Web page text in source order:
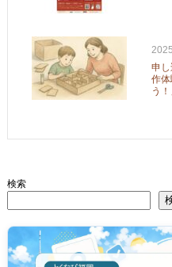
申
作
う
検索